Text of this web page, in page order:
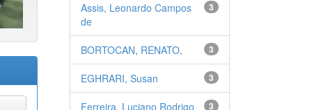
3
Assis, Leonardo Campos
de
3
BORTOCAN, RENATO,
3
EGHRARI, Susan
3
Ferreira, Luciano Rodrigo